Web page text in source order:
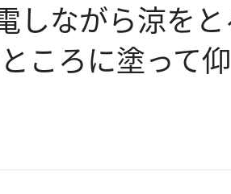
しながら涼を
ころに塗って仰